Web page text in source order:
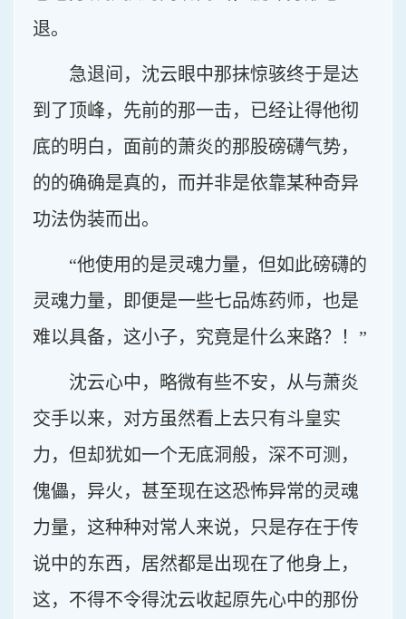
退。
急退间，沈云眼中那抹惊骇终于是达
到了顶峰，先前的那一击，已经让得他彻
底的明白，面前的萧炎的那股磅礴气势，
的的确确是真的，而并非是依靠某种奇异
功法伪装而出。
“他使用的是灵魂力量，但如此磅礴的
灵魂力量，即便是一些七品炼药师，也是
难以具备，这小子，究竟是什么来路？！”
沈云心中，略微有些不安，从与萧炎
交手以来，对方虽然看上去只有斗皇实
力，但却犹如一个无底洞般，深不可测，
傀儡，异火，甚至现在这恐怖异常的灵魂
力量，这种种对常人来说，只是存在于传
说中的东西，居然都是出现在了他身上，
这，不得不令得沈云收起原先心中的那份